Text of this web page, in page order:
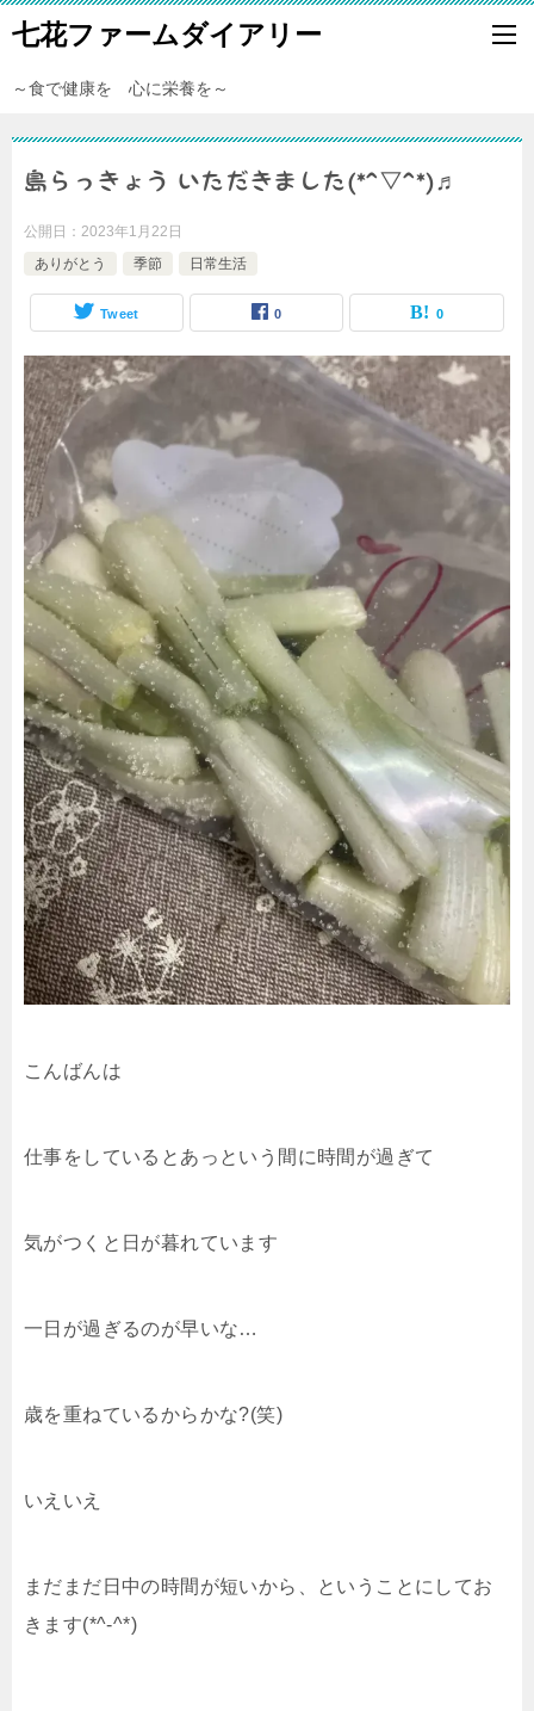
七花ファームダイアリー
～食で健康を 心に栄養を～
島らっきょう いただきました(*^▽^*)♬
公開日： 2023年1月22日
ありがとう
季節 日常生活
Tweet 0 0
こんばんは
仕事をしているとあっという間に時間が過ぎて
気がつくと日が暮れています
一日が過ぎるのが早いな…
歳を重ねているからかな?(笑)
いえいえ
まだまだ日中の時間が短いから、ということにしてお
きます(*^-^*)